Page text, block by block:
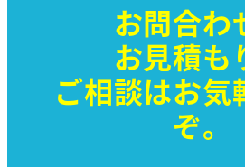
お問合わ
お見積も
ご相談はお気
ぞ。